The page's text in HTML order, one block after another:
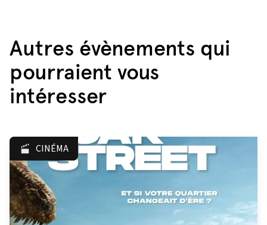
Autres évènements qui
pourraient vous
intéresser
CINÉMA